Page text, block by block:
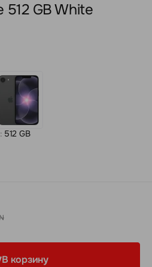
512 GB White
512 GB
В корзину